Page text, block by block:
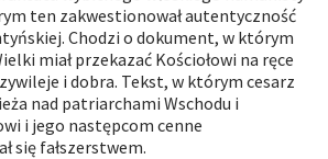
ten zakwestionował autentyczność
Chodzi o dokument, w którym
miał przekazać Kościołowi na ręce
i dobra. Tekst, w którym cesarz
nad patriarchami Wschodu i
i jego następcom cenne
się fałszerstwem.